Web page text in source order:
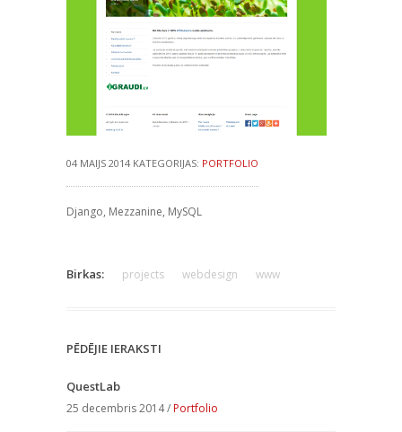
04 MAIJS 2014 KATEGORIJAS: PORTFOLIO
Django, Mezzanine, MySQL
Birkas: projects webdesign www
PĒDĒJIE IERAKSTI
QuestLab
25 decembris 2014 / Portfolio